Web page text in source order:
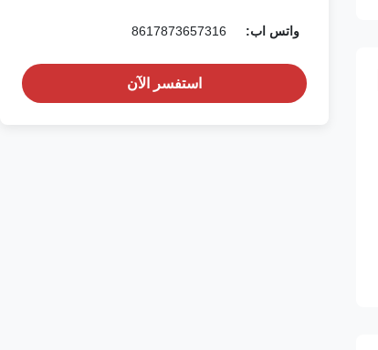
واتس اب: 8617873657316
استفسر الآن